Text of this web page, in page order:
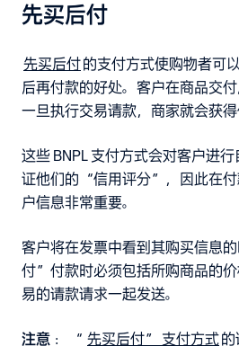
先买后付
先买后付的支付方式使购物者可
后再付款的好处。客户在商品交付
一旦执行交易请款，商家就会获得
这些 BNPL 支付方式会对客户进
证他们的“信用评分”，因此在付
户信息非常重要。
客户将在发票中看到其购买信息
付”付款时必须包括所购商品的
易的请款请求一起发送。
注意 ：“ 先买后付” 支付方式的